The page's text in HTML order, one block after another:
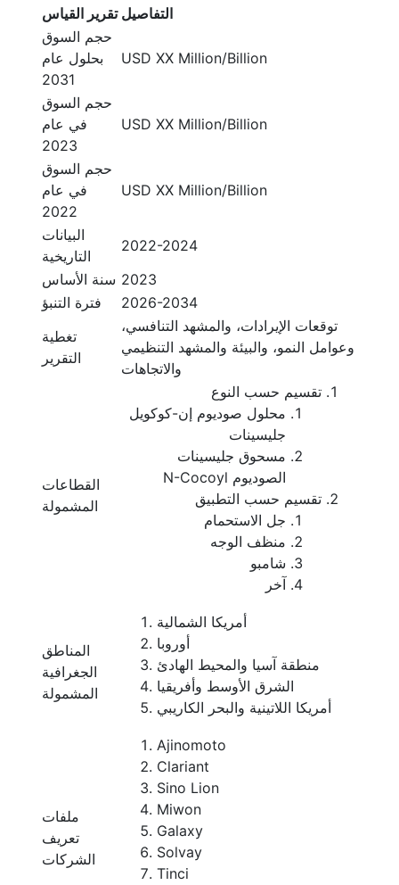
تقرير القياس التفاصيل
حجم السوق
بحلول عام
2031
USD XX Million/Billion
حجم السوق
في عام
2023
USD XX Million/Billion
حجم السوق
في عام
2022
USD XX Million/Billion
البيانات
التاريخية
2022-2024
سنة الأساس 2023
فترة التنبؤ
2026-2034
تغطية
التقرير
توقعات الإيرادات، والمشهد التنافسي،
وعوامل النمو، والبيئة والمشهد التنظيمي
والاتجاهات
القطاعات
المشمولة
تقسيم حسب النوع
محلول صوديوم إن-كوكويل
جليسينات
مسحوق جليسينات
الصوديوم N-Cocoyl
تقسيم حسب التطبيق
جل الاستحمام
منظف الوجه
شامبو
آخر
المناطق
الجغرافية
المشمولة
أمريكا الشمالية
أوروبا
منطقة آسيا والمحيط الهادئ
الشرق الأوسط وأفريقيا
أمريكا اللاتينية والبحر الكاريبي
ملفات
تعريف
الشركات
Ajinomoto
Clariant
Sino Lion
Miwon
Galaxy
Solvay
Tinci